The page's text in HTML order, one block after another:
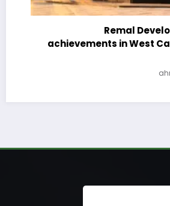
Remal
achievements in West